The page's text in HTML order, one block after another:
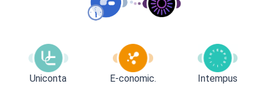
Uniconta E-conomic. Intempus